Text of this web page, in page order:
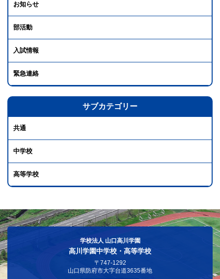
お知らせ
部活動
入試情報
緊急連絡
サブカテゴリー
共通
中学校
高等学校
学校法人 山口高川学園
高川学園中学校・高等学校
〒747-1292
山口県防府市大字台道3635番地